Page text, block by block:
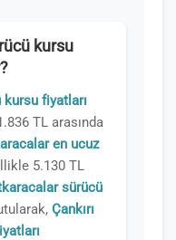
kursu
kursu fiyatları
TL arasında
en ucuz
5.130 TL
sürücü
Çankırı